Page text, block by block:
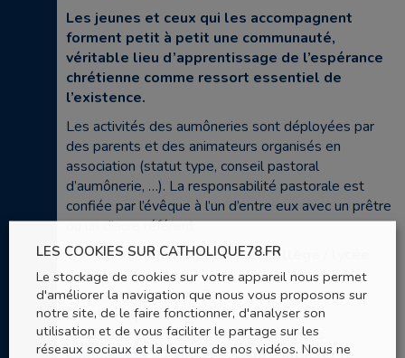
Les jeunes et ceux qui les accompagnent
forment petit à petit une communauté,
véritable lieu d’apprentissage de l’espérance
chrétienne comme ressort essentiel de
l’existence.
Les activités des aumôneries sont déployées par
des parents et des animateurs organisés en
association (statut type, conseil pastoral
d’aumônerie, …). La responsabilité pastorale est
confiée par l’évêque à l’un d’entre eux avec un prêtre
ou un diacre référent.
Quelle aumônerie pour quel collège / lycée
dans les Yvelines ?
Comment s’inscrire ?
D’autres questions ?
N’hésitez pas à regarder la carte des
LES COOKIES SUR CATHOLIQUE78.FR
Le stockage de cookies sur votre appareil nous permet
d'améliorer la navigation que nous vous proposons sur
notre site, de le faire fonctionner, d'analyser son
utilisation et de vous faciliter le partage sur les
réseaux sociaux et la lecture de nos vidéos. Nous ne